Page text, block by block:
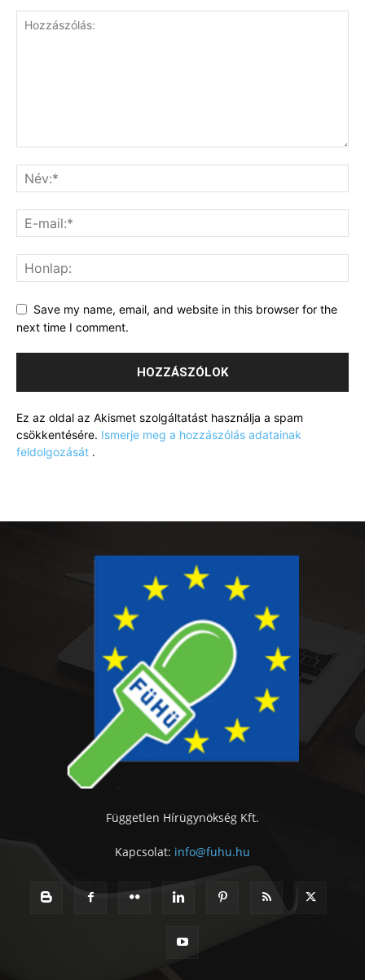
Save my name, email, and website in this browser for the
next time I comment.
Ez az oldal az Akismet szolgáltatást használja a spam
csökkentésére. Ismerje meg a hozzászólás adatainak
feldolgozását .
Független Hírügynökség Kft.
Kapcsolat: info@fuhu.hu